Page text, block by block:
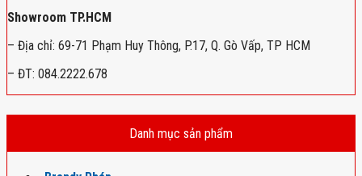
Showroom TP.HCM
– Địa chỉ: 69-71 Phạm Huy Thông, P.17, Q. Gò Vấp, TP HCM
– ĐT: 084.2222.678
Danh mục sản phẩm